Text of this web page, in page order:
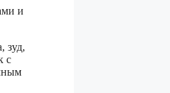
и
зуд,
с